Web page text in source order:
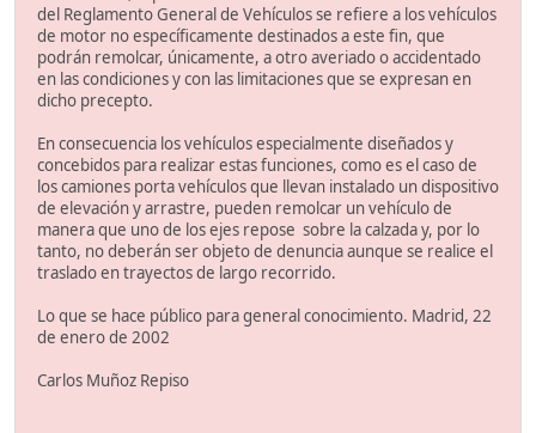
del Reglamento General de Vehículos se refiere a los vehículos
de motor no específicamente destinados a este fin, que
podrán remolcar, únicamente, a otro averiado o accidentado
en las condiciones y con las limitaciones que se expresan en
dicho precepto.
En consecuencia los vehículos especialmente diseñados y
concebidos para realizar estas funciones, como es el caso de
los camiones porta vehículos que llevan instalado un dispositivo
de elevación y arrastre, pueden remolcar un vehículo de
manera que uno de los ejes repose sobre la calzada y, por lo
tanto, no deberán ser objeto de denuncia aunque se realice el
traslado en trayectos de largo recorrido.
Lo que se hace público para general conocimiento. Madrid, 22
de enero de 2002
Carlos Muñoz Repiso